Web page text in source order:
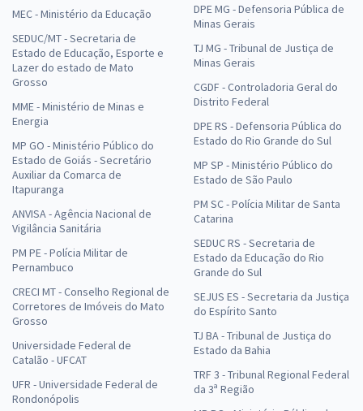
MEC - Ministério da Educação
SEDUC/MT - Secretaria de
Estado de Educação, Esporte e
Lazer do estado de Mato
Grosso
MME - Ministério de Minas e
Energia
MP GO - Ministério Público do
Estado de Goiás - Secretário
Auxiliar da Comarca de
Itapuranga
ANVISA - Agência Nacional de
Vigilância Sanitária
PM PE - Polícia Militar de
Pernambuco
CRECI MT - Conselho Regional de
Corretores de Imóveis do Mato
Grosso
Universidade Federal de
Catalão - UFCAT
UFR - Universidade Federal de
Rondonópolis
DPE MG - Defensoria Pública de
Minas Gerais
TJ MG - Tribunal de Justiça de
Minas Gerais
CGDF - Controladoria Geral do
Distrito Federal
DPE RS - Defensoria Pública do
Estado do Rio Grande do Sul
MP SP - Ministério Público do
Estado de São Paulo
PM SC - Polícia Militar de Santa
Catarina
SEDUC RS - Secretaria de
Estado da Educação do Rio
Grande do Sul
SEJUS ES - Secretaria da Justiça
do Espírito Santo
TJ BA - Tribunal de Justiça do
Estado da Bahia
TRF 3 - Tribunal Regional Federal
da 3ª Região